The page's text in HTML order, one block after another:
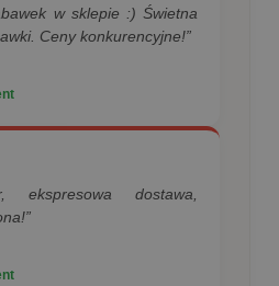
w sklepie :) Świetna
Ceny konkurencyjne!”
ekspresowa dostawa,